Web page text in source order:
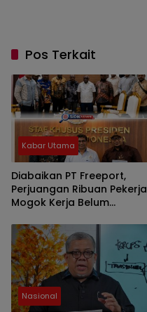
Pos Terkait
Kabar Utama
Diabaikan PT Freeport,
Perjuangan Ribuan Pekerja
Mogok Kerja Belum
Tahun
Nasional